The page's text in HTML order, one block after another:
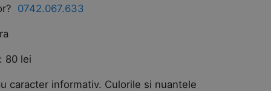
0742.067.633
80 lei
caracter informativ. Culorile si nuantele